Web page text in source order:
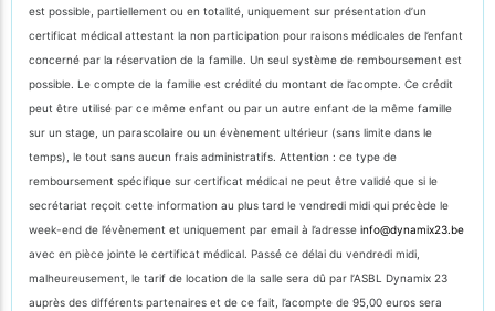
est possible, partiellement ou en totalité, uniquement sur présentation d’un
certificat médical attestant la non participation pour raisons médicales de l’enfant
concerné par la réservation de la famille. Un seul système de remboursement est
possible. Le compte de la famille est crédité du montant de l’acompte. Ce crédit
peut être utilisé par ce même enfant ou par un autre enfant de la même famille
sur un stage, un parascolaire ou un évènement ultérieur (sans limite dans le
temps), le tout sans aucun frais administratifs. Attention : ce type de
remboursement spécifique sur certificat médical ne peut être validé que si le
secrétariat reçoit cette information au plus tard le vendredi midi qui précède le
week-end de l’évènement et uniquement par email à l’adresse info@dynamix23.be
avec en pièce jointe le certificat médical. Passé ce délai du vendredi midi,
malheureusement, le tarif de location de la salle sera dû par l’ASBL Dynamix 23
auprès des différents partenaires et de ce fait, l’acompte de 95,00 euros sera